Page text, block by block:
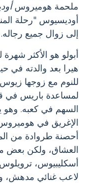
ملحمة هوميروس
أوديسيوس "رحلة
إلى زوال جميع رجاله.
أبولو هو الأكثر
هيرا بعد والدته في
للنوم مع زوجها
لمساعدة باريس في
السهم في كعبه.
الإغريق في
أحصنة طروادة من
العشاق، ولكن بعض
أسكليبيوس،
لاعب غنائي مدهش،